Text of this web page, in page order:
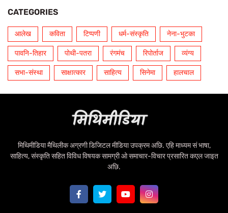
CATEGORIES
आलेख कविता टिप्पणी धर्म-संस्कृति नेना-भुटका
पावनि-तिहार पोथी-पतरा रंगमंच रिपोर्ताज व्यंग्य
सभा-संस्था साक्षात्कार साहित्य सिनेमा हालचाल
मिथिमीडिया मैथिलीक अग्रणी डिजिटल मीडिया उपक्रम अछि. एहि माध्यम सं भाषा,
साहित्य, संस्कृति सहित विविध विषयक सामग्री ओ समाचार-विचार प्रसारित कएल जाइत
अछि.